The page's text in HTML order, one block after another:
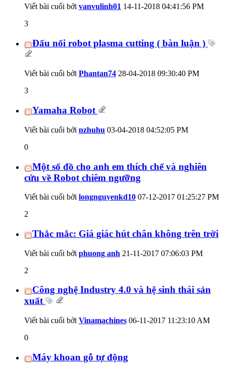
Viết bài cuối bởi vanvulinh01 14-11-2018 04:41:56 PM
3
Đấu nối robot plasma cutting ( bàn luận )
Viết bài cuối bởi Phantan74 28-04-2018 09:30:40 PM
3
Yamaha Robot
Viết bài cuối bởi nzhuhu 03-04-2018 04:52:05 PM
0
Một số đồ cho anh em thích chế và nghiên
cứu về Robot chiêm ngưỡng
Viết bài cuối bởi longnguyenkd10 07-12-2017 01:25:27 PM
2
Thắc mắc: Giá giác hút chân không trên trời
Viết bài cuối bởi phuong anh 21-11-2017 07:06:03 PM
2
Công nghệ Industry 4.0 và hệ sinh thái sản
xuất
Viết bài cuối bởi Vinamachines 06-11-2017 11:23:10 AM
0
Máy khoan gỗ tự động